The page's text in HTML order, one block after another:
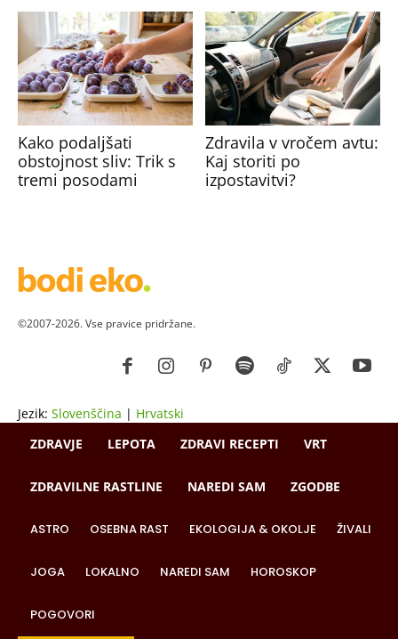
Kako podaljšati
obstojnost sliv: Trik s
tremi posodami
Zdravila v vročem avtu:
Kaj storiti po
izpostavitvi?
©2007-2026. Vse pravice pridržane.
Jezik: Slovenščina | Hrvatski
ZDRAVJE
LEPOTA ZDRAVI RECEPTI VRT
ZDRAVILNE RASTLINE NAREDI SAM ZGODBE
ASTRO OSEBNA RAST EKOLOGIJA & OKOLJE ŽIVALI
JOGA LOKALNO NAREDI SAM HOROSKOP
POGOVORI